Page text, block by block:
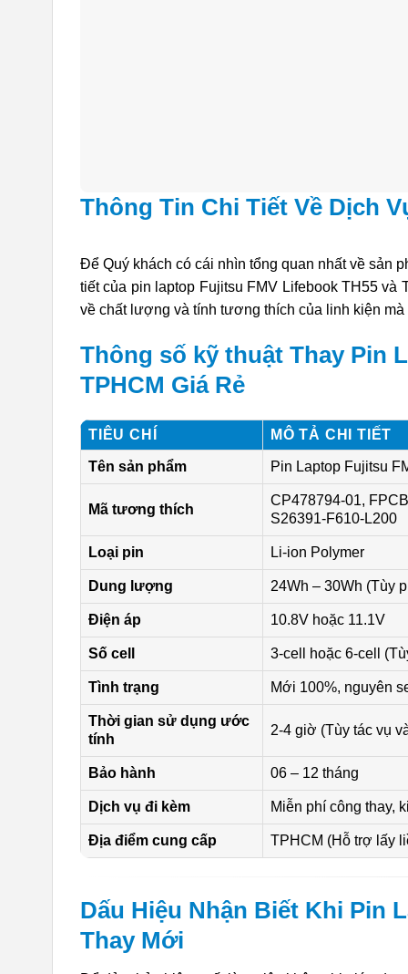
Thông Tin Chi Tiết Về Dịch
Để Quý khách có cái nhìn tổng quan nhất về sản
tiết của pin laptop Fujitsu FMV Lifebook TH55
về chất lượng và tính tương thích của linh kiện mà
Thông số kỹ thuật Thay Pin
TPHCM Giá Rẻ
TIÊU CHÍ MÔ TẢ CHI TIẾT
Tên sản phẩm Pin Laptop Fujitsu
Mã tương thích
CP478794-01,
S26391-F610-L200
Loại pin Li-ion Polymer
Dung lượng 24Wh – 30Wh (Tùy
Điện áp 10.8V hoặc 11.1V
Số cell 3-cell hoặc 6-cell
Tình trạng Mới 100%, nguyên
Thời gian sử dụng ước
tính
2-4 giờ (Tùy tác vụ
Bảo hành 06 – 12 tháng
Dịch vụ đi kèm Miễn phí công thay,
Địa điểm cung cấp TPHCM (Hỗ trợ lấy
Dấu Hiệu Nhận Biết Khi Pin
Thay Mới